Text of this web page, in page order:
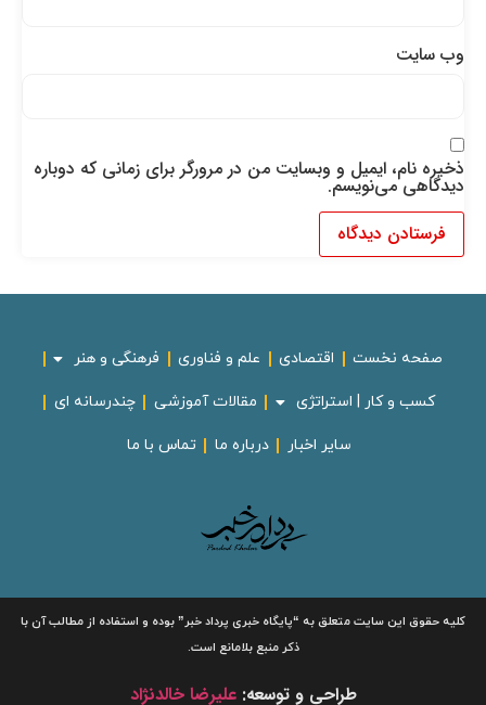
وب‌ سایت
ذخیره نام، ایمیل و وبسایت من در مرورگر برای زمانی که دوباره
دیدگاهی می‌نویسم.
صفحه نخست اقتصادی علم و فناوری فرهنگی و هنر
کسب و کار | استراتژی مقالات آموزشی چندرسانه ای
سایر اخبار درباره ما تماس با ما
کلیه حقوق این سایت متعلق به“پایگاه خبریپرداد خبر”بوده و استفاده از مطالب آن با
ذکر منبع بلامانع است.
طراحی و توسعه:علیرضا خالدنژاد